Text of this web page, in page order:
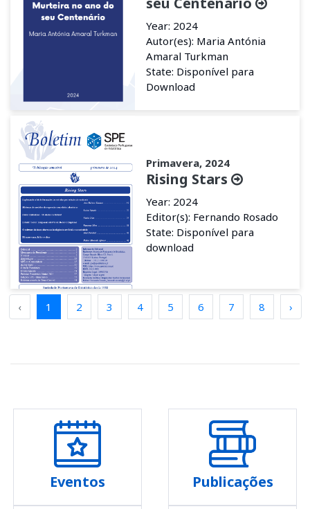
Year: 2024
Autor(es): Maria Antónia
Amaral Turkman
State: Disponível para
Download
Primavera, 2024
Rising Stars
Year: 2024
Editor(s): Fernando Rosado
State: Disponível para
download
‹ 1 2 3 4 5 6 7 8 ›
Eventos Publicações